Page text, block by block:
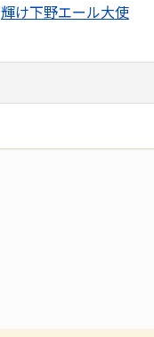
輝け下野エール大使